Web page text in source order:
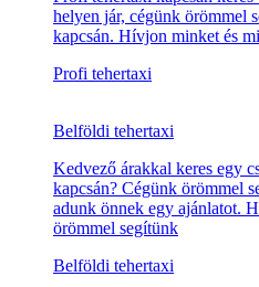
Olcsó tehertaxi, 100%
teherautóval.
Olcsó tehertaxi kapcsán.
segítünk
Olcsó tehertaxi
Olcsó tehertaxi, 100%